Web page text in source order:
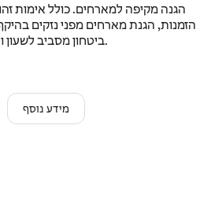
הגנה מקיפה למארחים. כולל אימות
ביטחון מסביב לשעון ועוד.
מידע נוסף